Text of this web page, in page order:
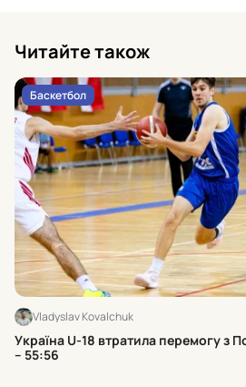
Читайте також
Баскетбол
Vladyslav Kovalchuk
Україна U-18 втратила перемогу з
– 55:56